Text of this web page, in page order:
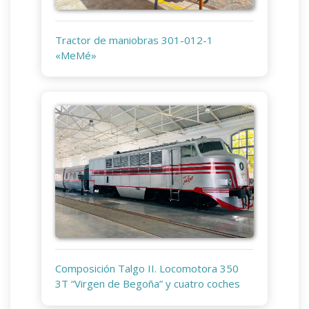
Tractor de maniobras 301-012-1
«MeMé»
Composición Talgo II. Locomotora 350
3T “Virgen de Begoña” y cuatro coches